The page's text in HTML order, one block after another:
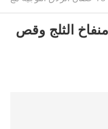
منفاخ الثلج وقص